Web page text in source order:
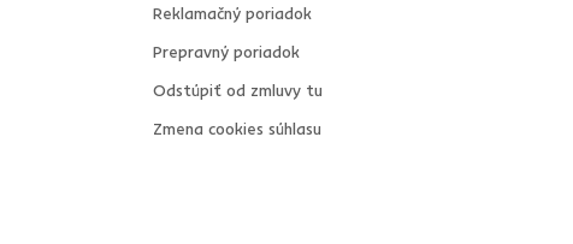
Reklamačný poriadok
Prepravný poriadok
Odstúpiť od zmluvy tu
Zmena cookies súhlasu